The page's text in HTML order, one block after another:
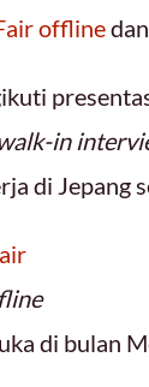
offline
in
di Jepang
di bulan